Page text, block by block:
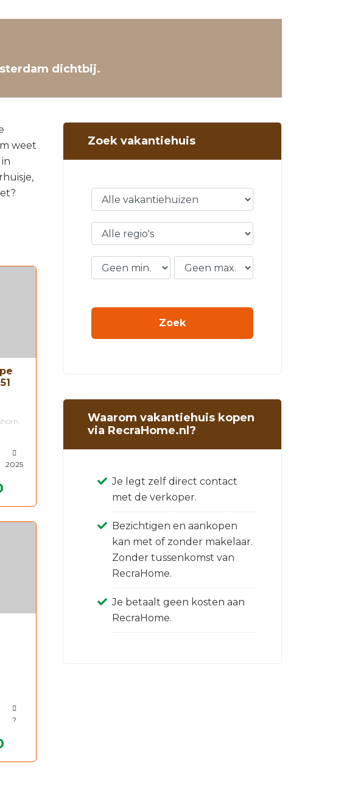
dichtbij.
weet
2025
?
Zoek vakantiehuis
Waarom vakantiehuis kopen
via RecraHome.nl?
Je legt zelf direct contact
met de verkoper.
Bezichtigen en aankopen
kan met of zonder makelaar.
Zonder tussenkomst van
RecraHome.
Je betaalt geen kosten aan
RecraHome.